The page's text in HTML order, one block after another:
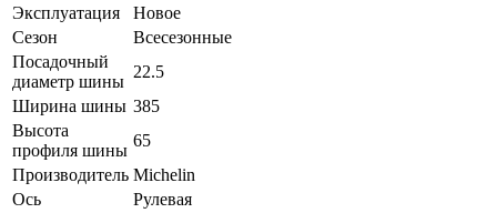
Эксплуатация
Новое
Сезон
Всесезонные
Посадочный
диаметр шины
22.5
Ширина шины 385
Высота
профиля шины
65
Производитель Michelin
Ось
Рулевая